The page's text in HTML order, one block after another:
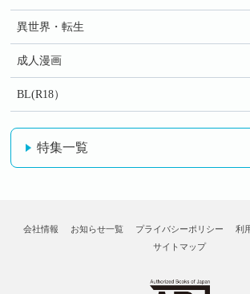
異世界・転生
成人漫画
BL(R18）
特集一覧
会社情報 お知らせ一覧 プライバシーポリシー 利
サイトマップ